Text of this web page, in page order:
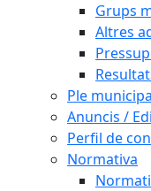
Grups
Altres
Ple
Anuncis /
Perfil de
Normativa